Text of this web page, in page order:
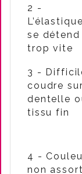
2 -
L’élastique
se détend
trop vite
3 -
coudre sur
dentelle
tissu fin
4 -
non